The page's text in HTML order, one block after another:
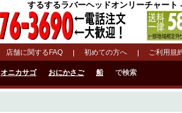
するするラバーヘッドオンリーチャー
店舗に関するFAQ 初めての方へ ご利用規
オニカサゴ おにかさご 船 で検索